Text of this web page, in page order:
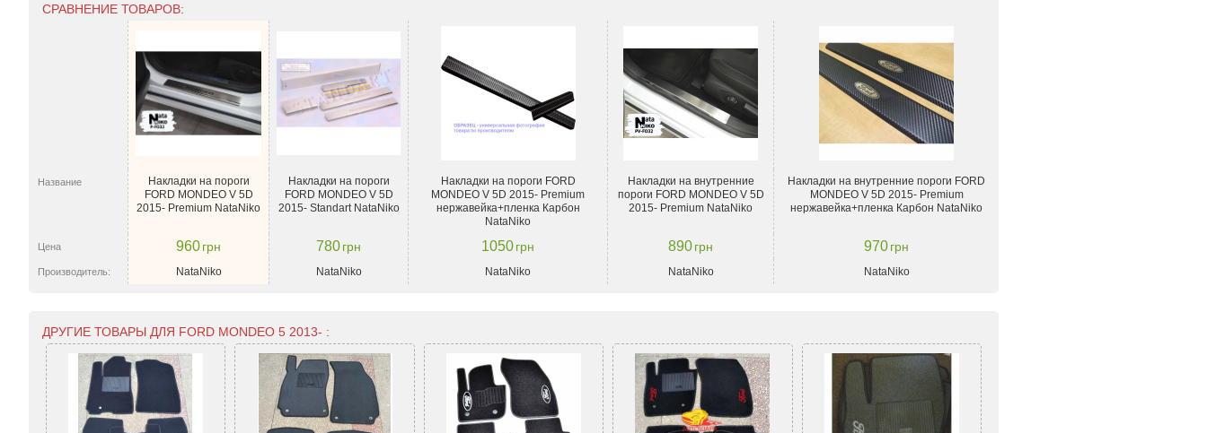
СРАВНЕНИЕ ТОВАРОВ:
Название
Накладки на пороги
FORD MONDEO V 5D
2015- Premium NataNiko
Накладки на пороги
FORD MONDEO V 5D
2015- Standart NataNiko
Накладки на пороги FORD
MONDEO V 5D 2015- Premium
нержавейка+пленка Карбон
NataNiko
Накладки на внутренние
пороги FORD MONDEO V 5D
2015- Premium NataNiko
Накладки на внутренние пороги FORD
MONDEO V 5D 2015- Premium
нержавейка+пленка Карбон NataNiko
Цена 960грн 780грн 1050грн 890грн 970грн
Производитель: NataNiko NataNiko NataNiko NataNiko NataNiko
ДРУГИЕ ТОВАРЫ ДЛЯ FORD MONDEO 5 2013- :